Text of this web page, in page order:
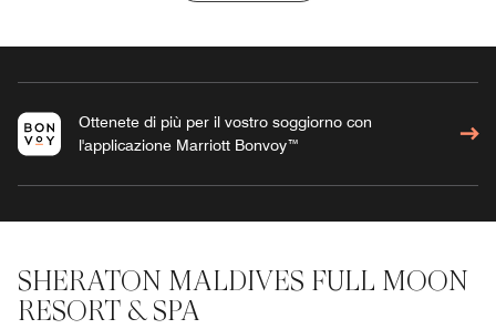
Ottenete di più per il vostro soggiorno con
l'applicazione Marriott Bonvoy™
SHERATON MALDIVES FULL MOON
RESORT & SPA